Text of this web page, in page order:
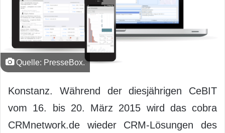
Quelle: PresseBox.
Konstanz. Während der diesjährigen CeBIT
vom 16. bis 20. März 2015 wird das cobra
CRMnetwork.de wieder CRM-Lösungen des